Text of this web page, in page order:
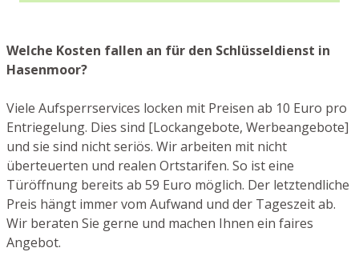
Welche Kosten fallen an für den Schlüsseldienst in
Hasenmoor?
Viele Aufsperrservices locken mit Preisen ab 10 Euro pro
Entriegelung. Dies sind [Lockangebote, Werbeangebote]
und sie sind nicht seriös. Wir arbeiten mit nicht
überteuerten und realen Ortstarifen. So ist eine
Türöffnung bereits ab 59 Euro möglich. Der letztendliche
Preis hängt immer vom Aufwand und der Tageszeit ab.
Wir beraten Sie gerne und machen Ihnen ein faires
Angebot.